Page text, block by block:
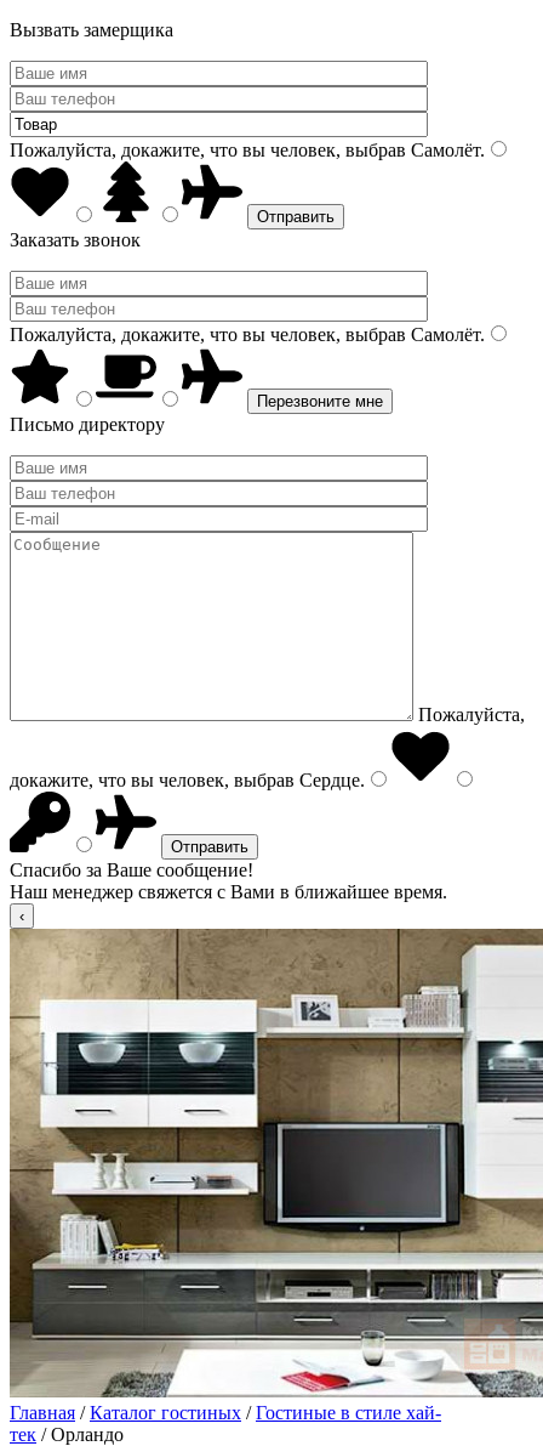
Вызвать замерщика
Пожалуйста, докажите, что вы человек, выбрав Самолёт.
Заказать звонок
Пожалуйста, докажите, что вы человек, выбрав Самолёт.
Письмо директору
Пожалуйста,
докажите, что вы человек, выбрав Сердце.
Спасибо за Ваше сообщение!
Наш менеджер свяжется с Вами в ближайшее время.
Главная /Каталог гостиных /Гостиные в стиле хай-
тек / Орландо